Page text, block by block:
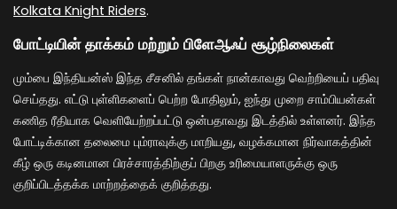
Kolkata Knight Riders.
போட்டியின் தாக்கம் மற்றும் பிளேஆஃப் சூழ்நிலைகள்
மும்பை இந்தியன்ஸ் இந்த சீசனில் தங்கள் நான்காவது வெற்றியைப் பதிவு
செய்தது. எட்டு புள்ளிகளைப் பெற்ற போதிலும், ஐந்து முறை சாம்பியன்கள்
கணித ரீதியாக வெளியேற்றப்பட்டு ஒன்பதாவது இடத்தில் உள்ளனர். இந்த
போட்டிக்கான தலைமை பும்ராவுக்கு மாறியது, வழக்கமான நிர்வாகத்தின்
கீழ் ஒரு கடினமான பிரச்சாரத்திற்குப் பிறகு உரிமையாளருக்கு ஒரு
குறிப்பிடத்தக்க மாற்றத்தைக் குறித்தது.